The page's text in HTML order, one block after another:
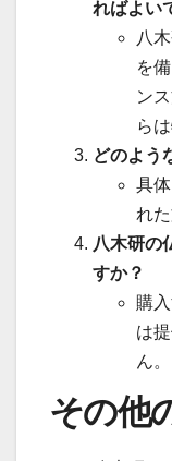
ればよい
八
を
ン
ら
どのよう
具
れ
八木研の
すか？
購
は
ん。
その他